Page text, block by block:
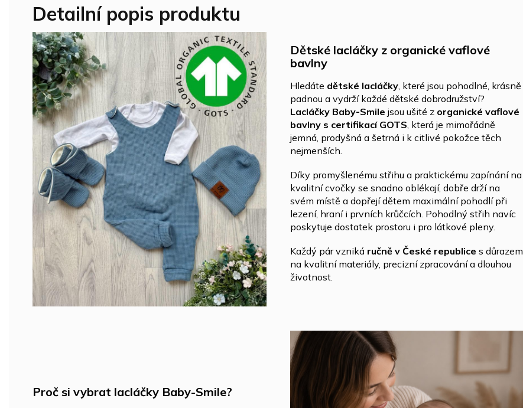
Detailní popis produktu
Dětské lacláčky z organické vaflové
bavlny
Hledáte dětské lacláčky, které jsou pohodlné, krásně
padnou a vydrží každé dětské dobrodružství?
Lacláčky Baby-Smile jsou ušité z organické vaflové
bavlny s certifikací GOTS, která je mimořádně
jemná, prodyšná a šetrná i k citlivé pokožce těch
nejmenších.
Díky promyšlenému střihu a praktickému zapínání na
kvalitní cvočky se snadno oblékají, dobře drží na
svém místě a dopřejí dětem maximální pohodlí při
lezení, hraní i prvních krůčcích. Pohodlný střih navíc
poskytuje dostatek prostoru i pro látkové pleny.
Každý pár vzniká ručně v České republice s důrazem
na kvalitní materiály, precizní zpracování a dlouhou
životnost.
Proč si vybrat lacláčky Baby-Smile?